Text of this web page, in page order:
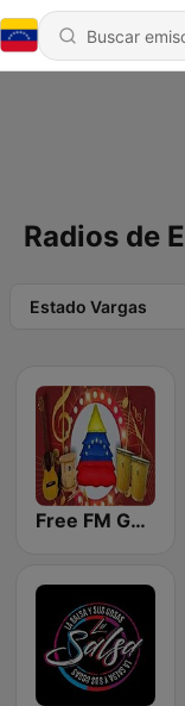
Radios de
Estado Vargas
Free FM Gaita